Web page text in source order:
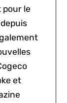
pour le
et